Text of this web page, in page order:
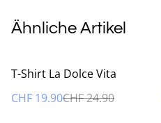
Ähnliche Artikel
%
T-Shirt La Dolce Vita
CHF 19.90CHF 24.90